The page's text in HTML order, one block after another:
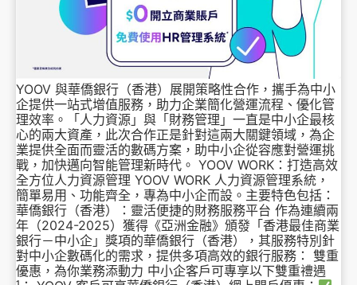
YOOV 與華僑銀行（香港）展開策略性合作，攜手為中小
企提供一站式增值服務，助力企業簡化營運流程、優化管
理效率。「人力資源」與「財務管理」一直是中小企最核
心的兩大資產，此次合作正是針對這兩大關鍵領域，為企
業提供全面而靈活的數碼方案，助中小企從容應對營運挑
戰，加快邁向智能管理新時代。 YOOV WORK：打造高效
全方位人力資源管理 YOOV WORK 人力資源管理系統，
簡單易用、功能齊全，專為中小企而設。主要特色包括：
華僑銀行（香港）：靈活便捷的財務服務平台 作為連續兩
年（2024-2025）獲得《亞洲金融》頒發「香港最佳商業
銀行－中小企」獎項的華僑銀行（香港），其服務特別針
對中小企數碼化的需求，提供多項高效的銀行服務： 雙重
優惠，為你業務添動力 中小企客戶可專享以下雙重禮遇